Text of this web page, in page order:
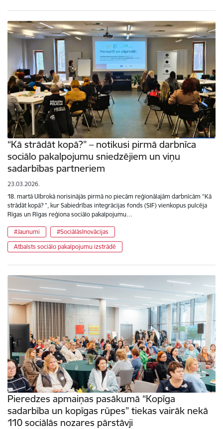
“Kā strādāt kopā?” – notikusi pirmā darbnīca
sociālo pakalpojumu sniedzējiem un viņu
sadarbības partneriem
23.03.2026.
18. martā Ulbrokā norisinājās pirmā no piecām reģionālajām darbnīcām “Kā
strādāt kopā? ”, kur Sabiedrības integrācijas fonds (SIF) vienkopus pulcēja
Rīgas un Rīgas reģiona sociālo pakalpojumu…
#Jaunumi
#SociālāsInovācijas
Atbalsts sociālo pakalpojumu izstrādē
Pieredzes apmaiņas pasākumā “Kopīga
sadarbība un kopīgas rūpes” tiekas vairāk nekā
110 sociālās nozares pārstāvji